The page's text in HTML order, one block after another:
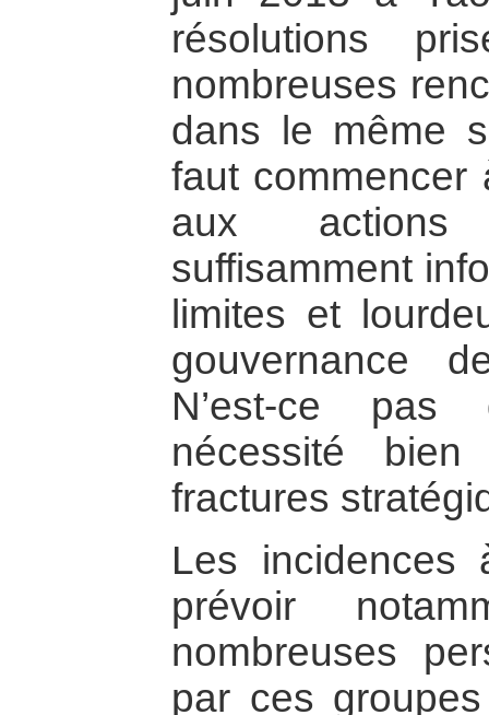
résolutions
nombreuses
dans le même
faut commencer
aux actions
suffisamment
limites et
gouvernance
N’est-ce pas
nécessité
fractures
Les
prévoir
nombreuses
par ces